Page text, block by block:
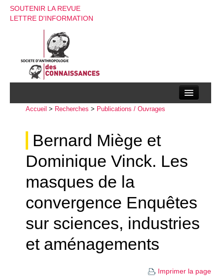
SOUTENIR LA REVUE
LETTRE D'INFORMATION
La société d’anthropologie des connaissances
Recherches
Appels à contributions
Instructions aux auteurs
Evenements
Accueil > Recherches > Publications / Ouvrages
Bernard Miège et
Dominique Vinck. Les
masques de la
convergence Enquêtes
sur sciences, industries
et aménagements
Imprimer la page